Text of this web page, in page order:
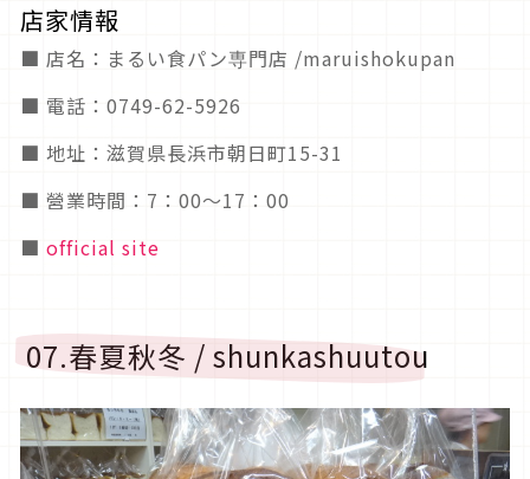
店家情報
■ 店名：まるい食パン専門店 /maruishokupan
■ 電話：0749-62-5926
■ 地址：滋賀県長浜市朝日町15-31
■ 營業時間：7：00～17：00
■ official site
07.春夏秋冬 / shunkashuutou